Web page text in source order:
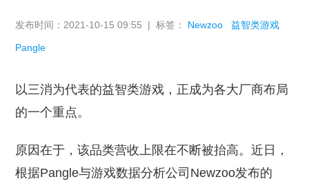
发布时间：2021-10-15 09:55 | 标签： Newzoo 益智类游戏
Pangle
以三消为代表的益智类游戏，正成为各大厂商布局
的一个重点。
原因在于，该品类营收上限在不断被抬高。近日，
根据Pangle与游戏数据分析公司Newzoo发布的